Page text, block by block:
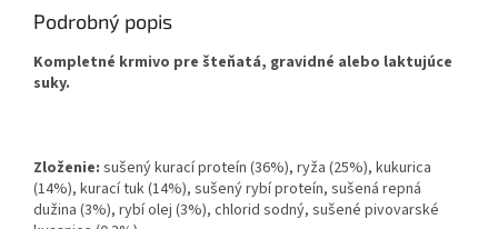
Podrobný popis
Kompletné krmivo pre šteňatá, gravidné alebo laktujúce
suky.
Zloženie: sušený kurací proteín (36%), ryža (25%), kukurica
(14%), kurací tuk (14%), sušený rybí proteín, sušená repná
dužina (3%), rybí olej (3%), chlorid sodný, sušené pivovarské